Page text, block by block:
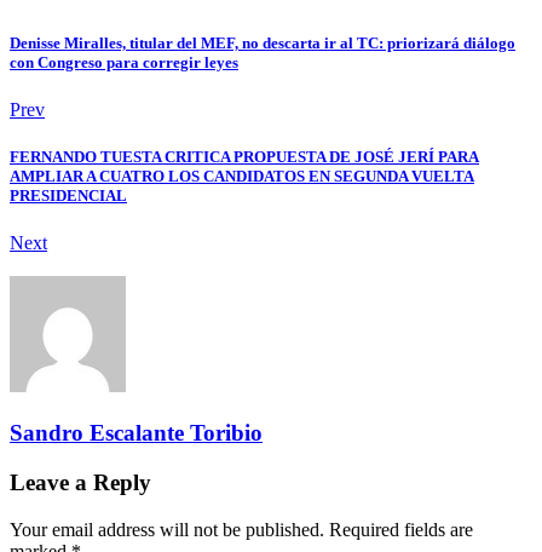
Denisse Miralles, titular del MEF, no descarta ir al TC: priorizará diálogo
con Congreso para corregir leyes
Prev
FERNANDO TUESTA CRITICA PROPUESTA DE JOSÉ JERÍ PARA
AMPLIAR A CUATRO LOS CANDIDATOS EN SEGUNDA VUELTA
PRESIDENCIAL
Next
Sandro Escalante Toribio
Leave a Reply
Your email address will not be published. Required fields are